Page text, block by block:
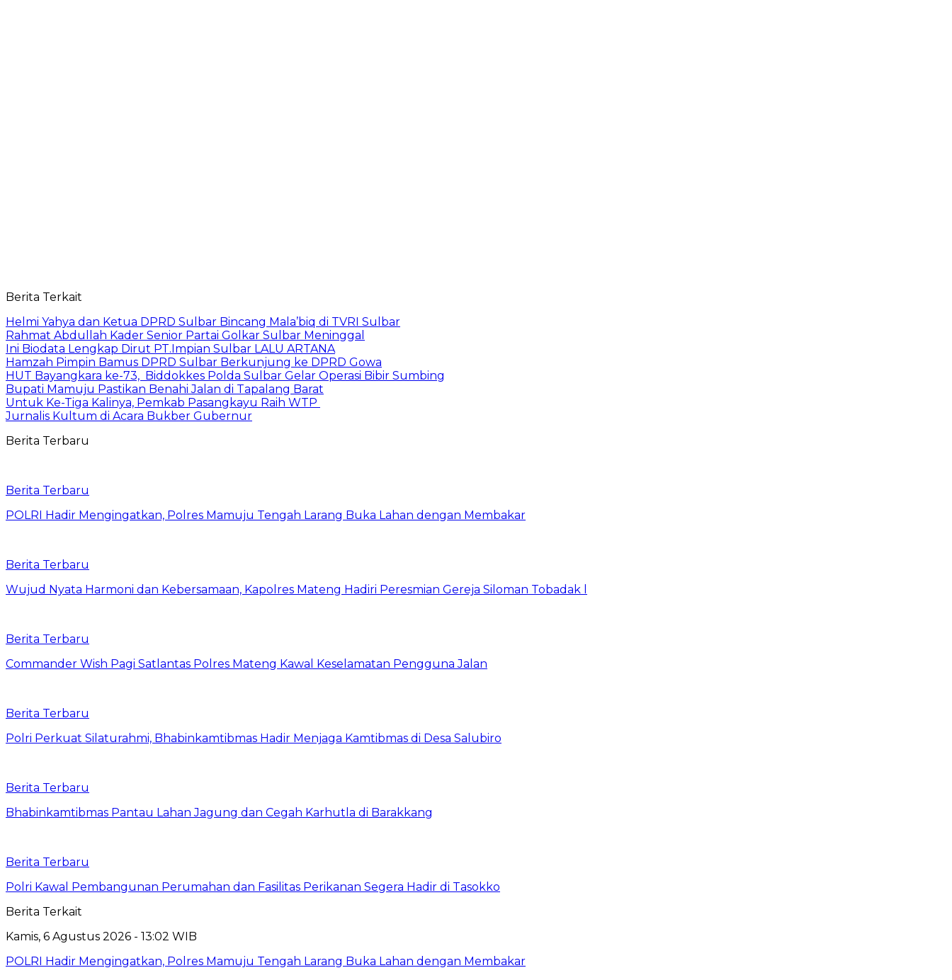
Berita Terkait
Helmi Yahya dan Ketua DPRD Sulbar Bincang Mala’biq di TVRI Sulbar
Rahmat Abdullah Kader Senior Partai Golkar Sulbar Meninggal
Ini Biodata Lengkap Dirut PT.Impian Sulbar LALU ARTANA
Hamzah Pimpin Bamus DPRD Sulbar Berkunjung ke DPRD Gowa
HUT Bayangkara ke-73, Biddokkes Polda Sulbar Gelar Operasi Bibir Sumbing
Bupati Mamuju Pastikan Benahi Jalan di Tapalang Barat
Untuk Ke-Tiga Kalinya, Pemkab Pasangkayu Raih WTP
Jurnalis Kultum di Acara Bukber Gubernur
Berita Terbaru
Berita Terbaru
POLRI Hadir Mengingatkan, Polres Mamuju Tengah Larang Buka Lahan dengan Membakar
Berita Terbaru
Wujud Nyata Harmoni dan Kebersamaan, Kapolres Mateng Hadiri Peresmian Gereja Siloman Tobadak l
Berita Terbaru
Commander Wish Pagi Satlantas Polres Mateng Kawal Keselamatan Pengguna Jalan
Berita Terbaru
Polri Perkuat Silaturahmi, Bhabinkamtibmas Hadir Menjaga Kamtibmas di Desa Salubiro
Berita Terbaru
Bhabinkamtibmas Pantau Lahan Jagung dan Cegah Karhutla di Barakkang
Berita Terbaru
Polri Kawal Pembangunan Perumahan dan Fasilitas Perikanan Segera Hadir di Tasokko
Berita Terkait
Kamis, 6 Agustus 2026 - 13:02 WIB
POLRI Hadir Mengingatkan, Polres Mamuju Tengah Larang Buka Lahan dengan Membakar